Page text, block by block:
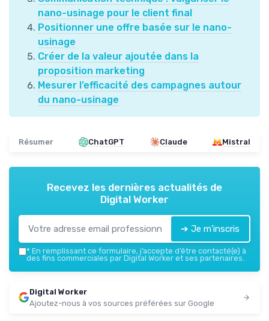
nano-usinage pour le client final
Positionner une offre basée sur le nano-
usinage
Créer de la valeur ajoutée dans la
proposition marketing
Mesurer l’efficacité des campagnes autour
du nano-usinage
Résumer ChatGPT Claude Mistral
Recevez les dernières actualités de
Digital Worker
➔ Je m'inscris
* En remplissant ce formulaire, j’accepte d’être contacté(e) à
des fins commerciales par Digital Worker et ses partenaires.
Digital Worker
Ajoutez-nous à vos sources préférées sur Google